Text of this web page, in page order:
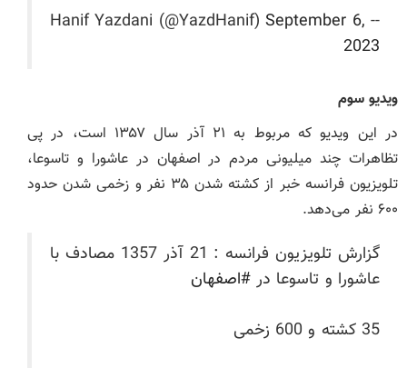
-- Hanif Yazdani (@YazdHanif)
September 6,
2023
ویدیو سوم
در این ویدیو که مربوط به ۲۱ آذر سال ۱۳۵۷ است، در پی
تظاهرات چند میلیونی مردم در اصفهان در عاشورا و تاسوعا،
تلویزیون فرانسه خبر از کشته شدن ۳۵ نفر و زخمی شدن حدود
۶۰۰ نفر می‌دهد.
گزارش تلویزیون فرانسه : 21 آذر 1357 مصادف با
عاشورا و تاسوعا در#اصفهان
35 کشته و 600 زخمی